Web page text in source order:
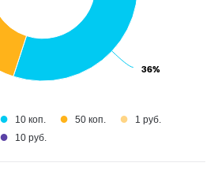
36%
36%
● 10 коп. ● 50 коп. ● 1 руб.
● 10 руб.